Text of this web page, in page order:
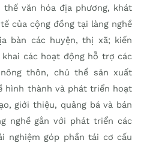
văn hóa địa phương, khát
của cộng đồng tại làng nghề
bàn các huyện, thị xã; kiến
các hoạt động hỗ trợ các
thôn, chủ thể sản xuất
hình thành và phát triển hoạt
giới thiệu, quảng bá và bán
nghề gắn với phát triển các
nghiệm góp phần tái cơ cấu